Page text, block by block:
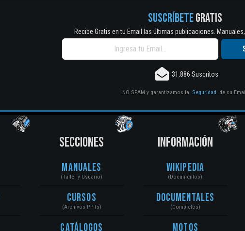
SUSCRÍBETEGRATIS
Recibe Gratis en tu Email las últimas publicaciones. Manuales,
31,886 Suscritos
NO SPAM y garantizamos la Seguridad de su
SECCIONES
Manuales
(Taller y Usuario)
Cursos
(Archivos PPTs)
Catálogos
INFORMACIÓN
Wikipedia
(Documentos)
Documentales
(Completos)
Motos